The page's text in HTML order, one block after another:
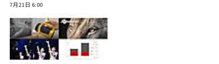
7月21日 6:00